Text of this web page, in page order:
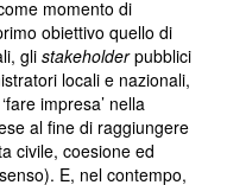
momento di
obiettivo quello di
gli stakeholderpubblici
locali e nazionali,
impresa’ nella
al fine di raggiungere
civile, coesione ed
E, nel contempo,